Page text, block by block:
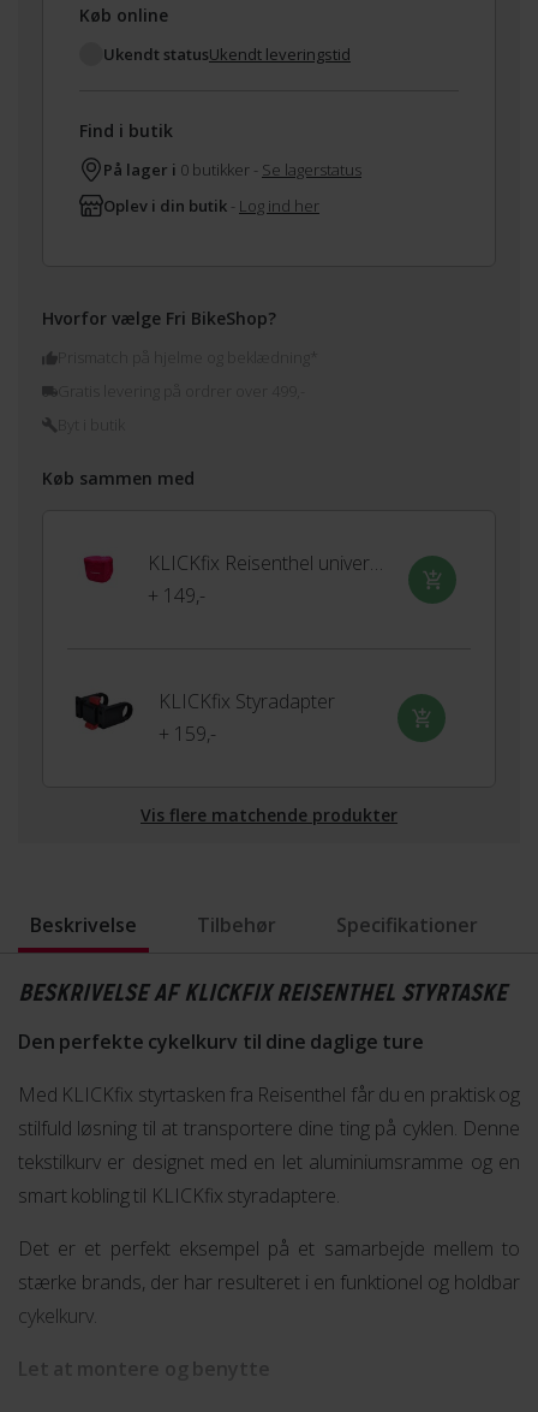
Køb online
Ukendt statusUkendt leveringstid
Find i butik
På lager i 0 butikker - Se lagerstatus
Oplev i din butik - Log ind her
Hvorfor vælge Fri BikeShop?
Prismatch på hjelme og beklædning*
Køb sammen med
KLICKfix Reisenthel universelt regnslag
+ 149,-
KLICKfix Styradapter
+ 159,-
Vis flere matchende produkter
Beskrivelse Tilbehør Specifikationer
BESKRIVELSE AF KLICKFIX REISENTHEL STYRTASKE
Den perfekte cykelkurv til dine daglige ture
Med KLICKfix styrtasken fra Reisenthel får du en praktisk og
stilfuld løsning til at transportere dine ting på cyklen. Denne
tekstilkurv er designet med en let aluminiumsramme og en
smart kobling til KLICKfix styradaptere.
Det er et perfekt eksempel på et samarbejde mellem to
stærke brands, der har resulteret i en funktionel og holdbar
cykelkurv.
Let at montere og benytte